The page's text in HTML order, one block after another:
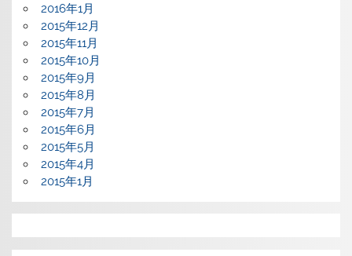
2016年1月
2015年12月
2015年11月
2015年10月
2015年9月
2015年8月
2015年7月
2015年6月
2015年5月
2015年4月
2015年1月